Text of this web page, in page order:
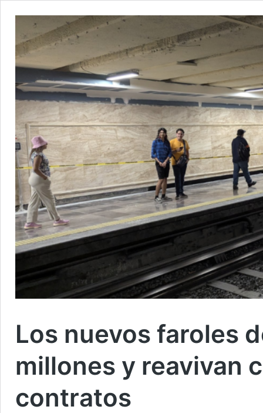
Los nuevos faroles
millones y reavivan
contratos